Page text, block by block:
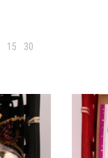
15 30